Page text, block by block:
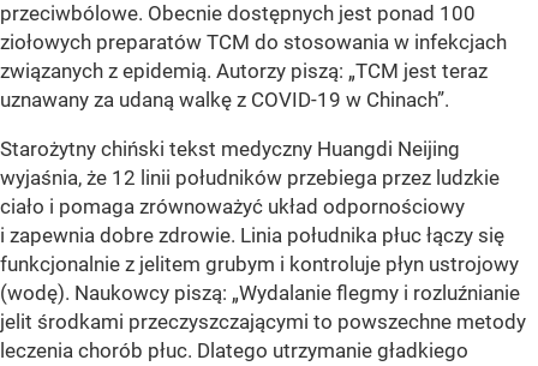
przeciwbólowe. Obecnie dostępnych jest ponad 100
ziołowych preparatów TCM do stosowania w infekcjach
związanych z epidemią. Autorzy piszą: „TCM jest teraz
uznawany za udaną walkę z COVID-19 w Chinach”.
Starożytny chiński tekst medyczny Huangdi Neijing
wyjaśnia, że 12 linii południków przebiega przez ludzkie
ciało i pomaga zrównoważyć układ odpornościowy
i zapewnia dobre zdrowie. Linia południka płuc łączy się
funkcjonalnie z jelitem grubym i kontroluje płyn ustrojowy
(wodę). Naukowcy piszą: „Wydalanie flegmy i rozluźnianie
jelit środkami przeczyszczającymi to powszechne metody
leczenia chorób płuc. Dlatego utrzymanie gładkiego